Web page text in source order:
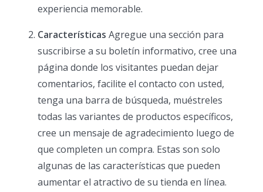
experiencia memorable.
Características Agregue una sección para
suscribirse a su boletín informativo, cree una
página donde los visitantes puedan dejar
comentarios, facilite el contacto con usted,
tenga una barra de búsqueda, muéstreles
todas las variantes de productos específicos,
cree un mensaje de agradecimiento luego de
que completen un compra. Estas son solo
algunas de las características que pueden
aumentar el atractivo de su tienda en línea.